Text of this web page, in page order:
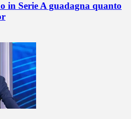
in Serie A guadagna quanto